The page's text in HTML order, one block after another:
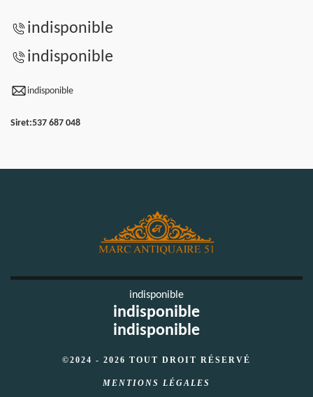
indisponible
indisponible
indisponible
Siret:537 687 048
indisponible
indisponible
indisponible
©2024 - 2026 TOUT DROIT RÉSERVÉ
MENTIONS LÉGALES